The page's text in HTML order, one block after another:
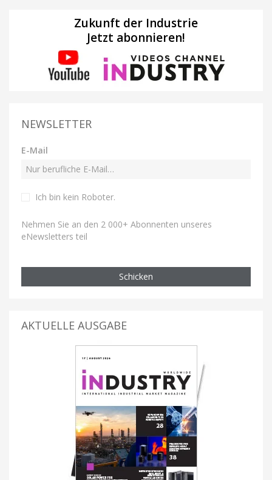
Zukunft der Industrie
Jetzt abonnieren!
NEWSLETTER
E-Mail
Ich bin kein Roboter.
Nehmen Sie an den 2 000+ Abonnenten unseres
eNewsletters teil
Schicken
AKTUELLE AUSGABE